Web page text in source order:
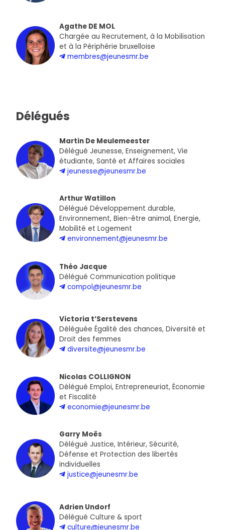
Agathe DE MOL
Chargée au Recrutement, à la Mobilisation
et à la Périphérie bruxelloise
membres@jeunesmr.be
Délégués
Martin De Meulemeester
Délégué Jeunesse, Enseignement, Vie
étudiante, Santé et Affaires sociales
jeunesse@jeunesmr.be
Arthur Watillon
Délégué Développement durable,
Environnement, Bien-être animal, Energie,
Mobilité et Logement
environnement@jeunesmr.be
Théo Jacque
Délégué Communication politique
compol@jeunesmr.be
Victoria t’Serstevens
Déléguée Égalité des chances, Diversité et
Droit des femmes
diversite@jeunesmr.be
Nicolas COLLIGNON
Délégué Emploi, Entrepreneuriat, Économie
et Fiscalité
economie@jeunesmr.be
Garry Moës
Délégué Justice, Intérieur, Sécurité,
Défense et Protection des libertés
individuelles
justice@jeunesmr.be
Adrien Undorf
Délégué Culture & sport
culture@jeunesmr.be